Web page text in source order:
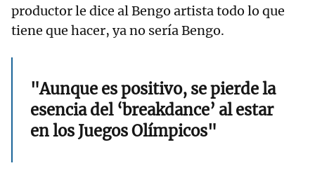
productor le dice al Bengo artista todo lo que
tiene que hacer, ya no sería Bengo.
"Aunque es positivo, se pierde la
esencia del ‘breakdance’ al estar
en los Juegos Olímpicos"